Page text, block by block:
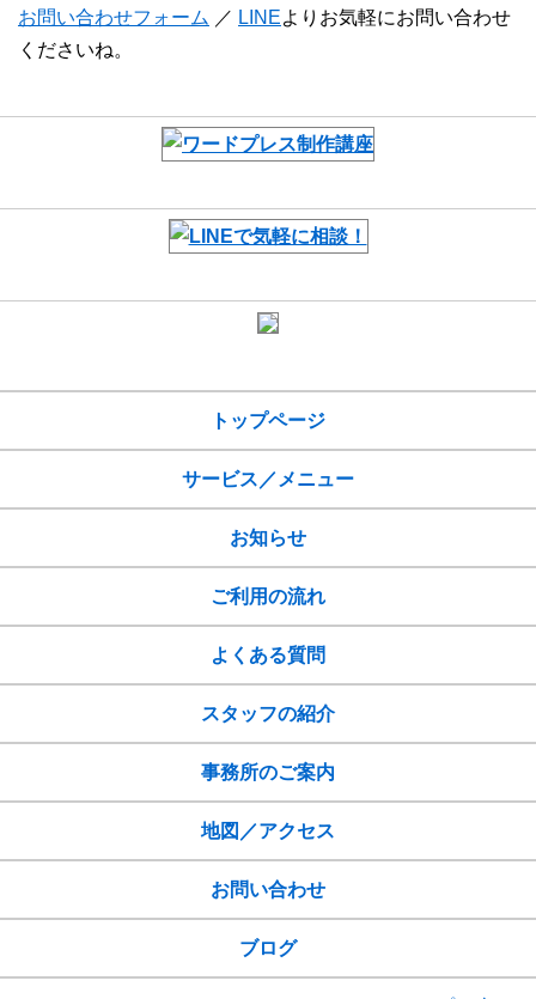
お問い合わせフォーム ／ LINEよりお気軽にお問い合わせ
くださいね。
トップページ
サービス／メニュー
お知らせ
ご利用の流れ
よくある質問
スタッフの紹介
事務所のご案内
地図／アクセス
お問い合わせ
ブログ